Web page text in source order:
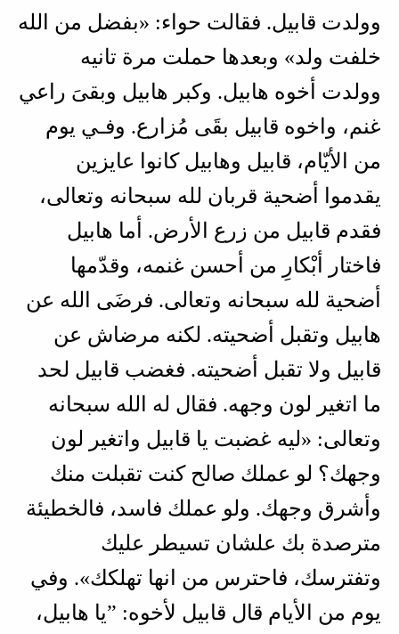
وولدت قابيل. فقالت حواء: «بفضل من الله
خلفت ولد» وبعدها حملت مرة تانيه
وولدت أخوه هابيل. وكبر هابيل وبقىَ راعي
غنم، واخوه قابيل بقَى مُزارع. وفـي يوم
من الأيّام، قابيل وهابيل كانوا عايزين
يقدموا أضحية قربان لله سبحانه وتعالى،
فقدم قابيل من زرع الأرض. أما هابيل
فاختار أبْكارِ من أحسن غنمه، وقدّمها
أضحية لله سبحانه وتعالى. فرضَى الله عن
هابيل وتقبل أضحيته. لكنه مرضاش عن
قابيل ولا تقبل أضحيته. فغضب قابيل لحد
ما اتغير لون وجهه. فقال له الله سبحانه
وتعالى: «ليه غضبت يا قابيل واتغير لون
وجهك؟ لو عملك صالح كنت تقبلت منك
وأشرق وجهك. ولو عملك فاسد، فالخطيئة
مترصدة بك علشان تسيطر عليك
وتفترسك، فاحترس من انها تهلكك». وفي
يوم من الأيام قال قابيل لأخوه: ”يا هابيل،